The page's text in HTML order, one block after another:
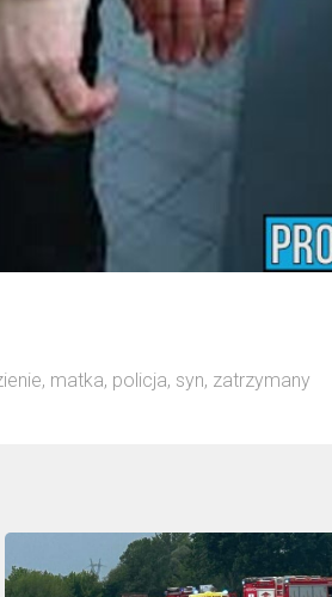
, matka, policja, syn, zatrzymany